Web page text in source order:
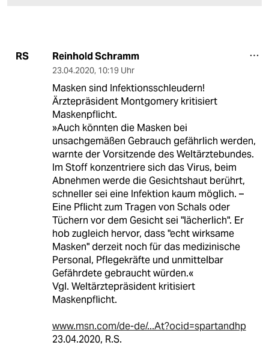
RS Reinhold Schramm
23.04.2020, 10:19 Uhr
Masken sind Infektionsschleudern!
Ärztepräsident Montgomery kritisiert
Maskenpflicht.
»Auch könnten die Masken bei
unsachgemäßen Gebrauch gefährlich werden,
warnte der Vorsitzende des Weltärztebundes.
Im Stoff konzentriere sich das Virus, beim
Abnehmen werde die Gesichtshaut berührt,
schneller sei eine Infektion kaum möglich. –
Eine Pflicht zum Tragen von Schals oder
Tüchern vor dem Gesicht sei "lächerlich". Er
hob zugleich hervor, dass "echt wirksame
Masken" derzeit noch für das medizinische
Personal, Pflegekräfte und unmittelbar
Gefährdete gebraucht würden.«
Vgl. Weltärztepräsident kritisiert
Maskenpflicht.
www.msn.com/de-de/...At?ocid=spartandhp
23.04.2020, R.S.